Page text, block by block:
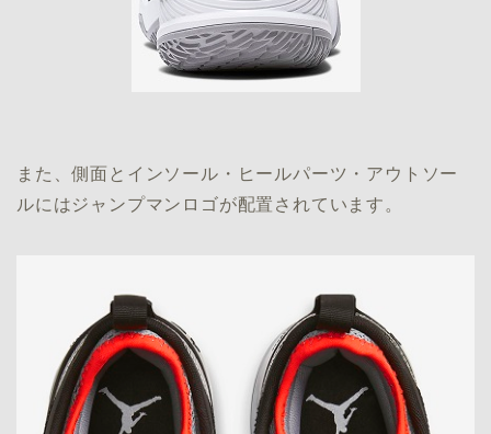
また、側面とインソール・ヒールパーツ・アウトソー
ルにはジャンプマンロゴが配置されています。